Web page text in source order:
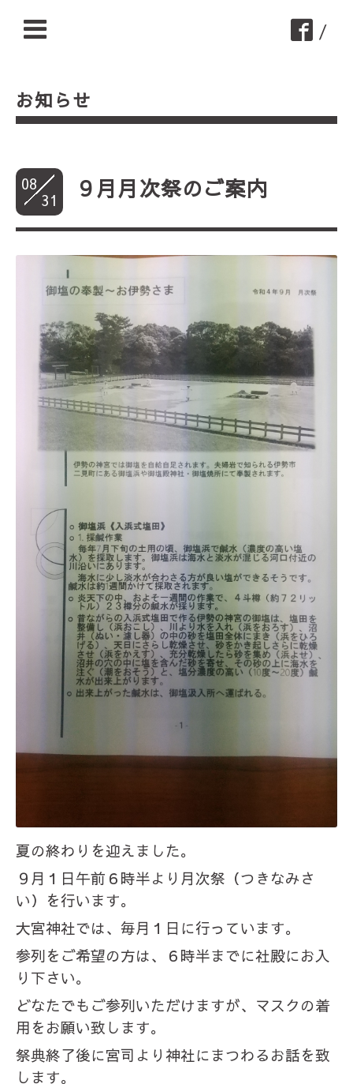
/
お知らせ
08
31
９月月次祭のご案内
夏の終わりを迎えました。
９月１日午前６時半より月次祭（つきなみさ
い）を行います。
大宮神社では、毎月１日に行っています。
参列をご希望の方は、６時半までに社殿にお入
り下さい。
どなたでもご参列いただけますが、マスクの着
用をお願い致します。
祭典終了後に宮司より神社にまつわるお話を致
します。